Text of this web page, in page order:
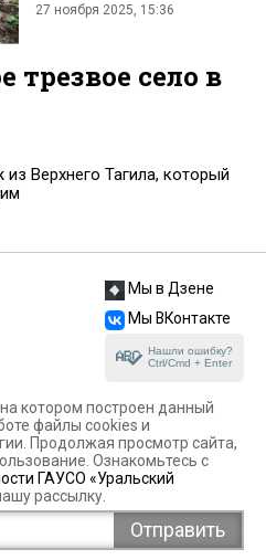
27 ноября 2025, 15:36
село в
Верхнего Тагила, который
Мы в Дзене
Мы ВКонтакте
Нашли ошибку?
Ctrl/Cmd + Enter
котором построен данный
файлы cookies и
Продолжая просмотр сайта,
Ознакомьтесь с
ГАУСО «Уральский
рассылку.